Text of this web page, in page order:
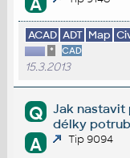
ACAD ADT Map
* CAD
15.3.2013
Q
Jak nastavit
délky
A Tip 9094